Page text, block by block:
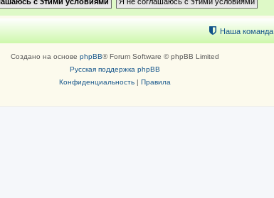
Наша команда
Создано на основе phpBB® Forum Software © phpBB Limited
Русская поддержка phpBB
Конфиденциальность| Правила